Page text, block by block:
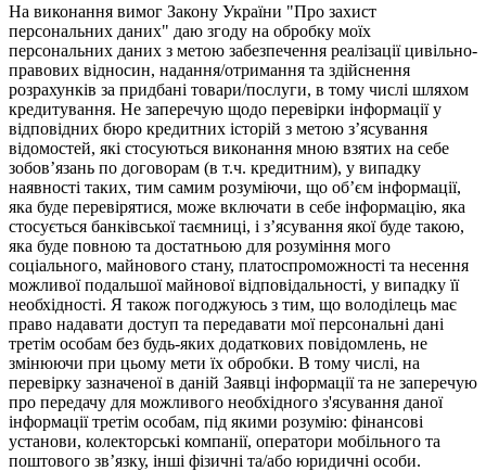
На виконання вимог Закону України "Про захист
персональних даних" даю згоду на обробку моїх
персональних даних з метою забезпечення реалізації цивільно-
правових відносин, надання/отримання та здійснення
розрахунків за придбані товари/послуги, в тому числі шляхом
кредитування. Не заперечую щодо перевірки інформації у
відповідних бюро кредитних історій з метою з’ясування
відомостей, які стосуються виконання мною взятих на себе
зобов’язань по договорам (в т.ч. кредитним), у випадку
наявності таких, тим самим розуміючи, що об’єм інформації,
яка буде перевірятися, може включати в себе інформацію, яка
стосується банківської таємниці, і з’ясування якої буде такою,
яка буде повною та достатньою для розуміння мого
соціального, майнового стану, платоспроможності та несення
можливої подальшої майнової відповідальності, у випадку її
необхідності. Я також погоджуюсь з тим, що володілець має
право надавати доступ та передавати мої персональні дані
третім особам без будь-яких додаткових повідомлень, не
змінюючи при цьому мети їх обробки. В тому числі, на
перевірку зазначеної в даній Заявці інформації та не заперечую
про передачу для можливого необхідного з'ясування даної
інформації третім особам, під якими розумію: фінансові
установи, колекторські компанії, оператори мобільного та
поштового зв’язку, інші фізичні та/або юридичні особи.